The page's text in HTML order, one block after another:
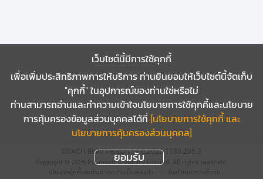
COACH Build Version 14.0.2023.1130.205.3
Copyright © 2026 Puumsoft Company Limited.
All rights reserved.
นโยบายคุ้กกี้และประกาศความเป็นส่วนตัว
ข้อกำหนดการใช้งาน
เว็บไซต์นี้มีการใช้คุกกี้
เพื่อเพิ่มประสิทธิภาพการให้บริการ ท่านยินยอมให้เว็บไซต์นี้จัดเก็บ
"คุกกี้" ในอุปการณ์ของท่านใช่หรือไม่
ท่านสามารถอ่านและทำความเข้าใจนโยบายการใช้คุกคี้และนโยบาย
การคุ้มครองข้อมูลส่วนบุคคลได้ที่ [นโยบายการใช้คุกกี้ และ
นโยบายการคุ้มครองส่วนบุคคล]
ยอมรับ